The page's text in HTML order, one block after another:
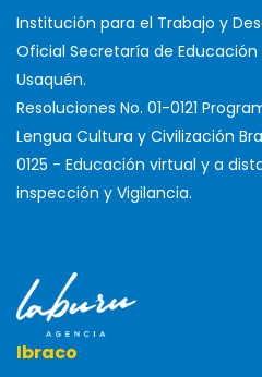
Institución para el Trabajo y
Oficial Secretaría de
Usaquén.
Resoluciones No. 01-0121
Lengua Cultura y Civilización
0125 - Educación virtual y a
inspección y Vigilancia.
Ibraco